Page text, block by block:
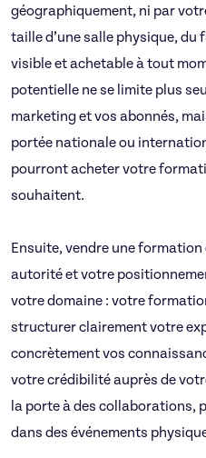
géographiquement, ni par
taille d’une salle physique,
visible et achetable à tout
potentielle ne se limite plus
marketing et vos abonnés,
portée nationale ou
pourront acheter votre
souhaitent.
Ensuite, vendre une
autorité et votre
votre domaine : votre
structurer clairement votre
concrètement vos
votre crédibilité auprès de
la porte à des collaborations,
dans des événements